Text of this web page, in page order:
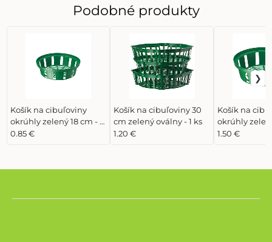
Podobné produkty
Košík na cibuľoviny
okrúhly zelený 18 cm - 1
ks
0.85 €
Košík na cibuľoviny 30
cm zelený oválny - 1 ks
1.20 €
Košík na
okrúhly zelený
ks
1.50 €